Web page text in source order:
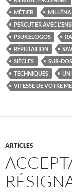
MÉTIER
PERCUTER AVEC
PSUKELOGOS
RÉPUTATION
SIÈCLES
SUR-
TECHNIQUES
UN
VITESSE DE VOTRE
ARTICLES